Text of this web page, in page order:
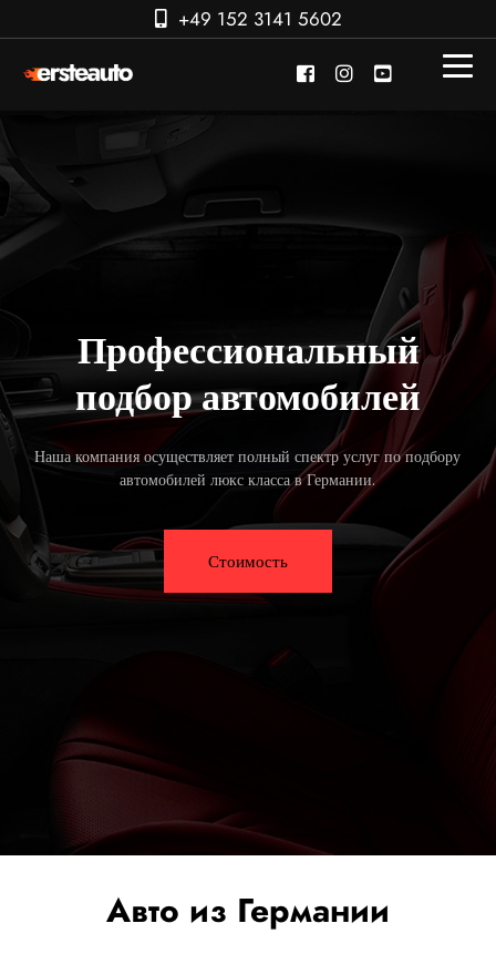
+49 152 3141 5602
Профессиональный
подбор автомобилей
Стоимость
Наша компания осуществляет полный спектр услуг по подбору
автомобилей люкс класса в Германии.
Авто из Германии